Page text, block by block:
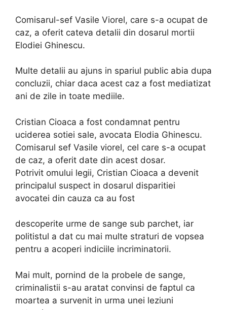
Comisarul-sef Vasile Viorel, care s-a ocupat de
caz, a oferit cateva detalii din dosarul mortii
Elodiei Ghinescu.
Multe detalii au ajuns in spariul public abia dupa
concluzii, chiar daca acest caz a fost mediatizat
ani de zile in toate mediile.
Cristian Cioaca a fost condamnat pentru
uciderea sotiei sale, avocata Elodia Ghinescu.
Comisarul sef Vasile viorel, cel care s-a ocupat
de caz, a oferit date din acest dosar.
Potrivit omului legii, Cristian Cioaca a devenit
principalul suspect in dosarul disparitiei
avocatei din cauza ca au fost
descoperite urme de sange sub parchet, iar
politistul a dat cu mai multe straturi de vopsea
pentru a acoperi indiciile incriminatorii.
Mai mult, pornind de la probele de sange,
criminalistii s-au aratat convinsi de faptul ca
moartea a survenit in urma unei leziuni